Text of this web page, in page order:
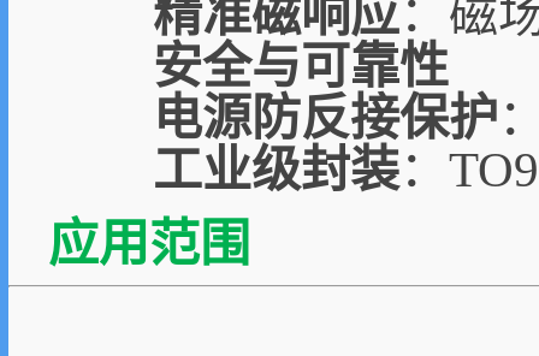
精准磁响应：磁
安全与可靠性
电源防反接保护
工业级封装：
应用范围